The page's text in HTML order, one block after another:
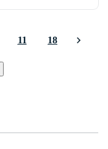
11 18